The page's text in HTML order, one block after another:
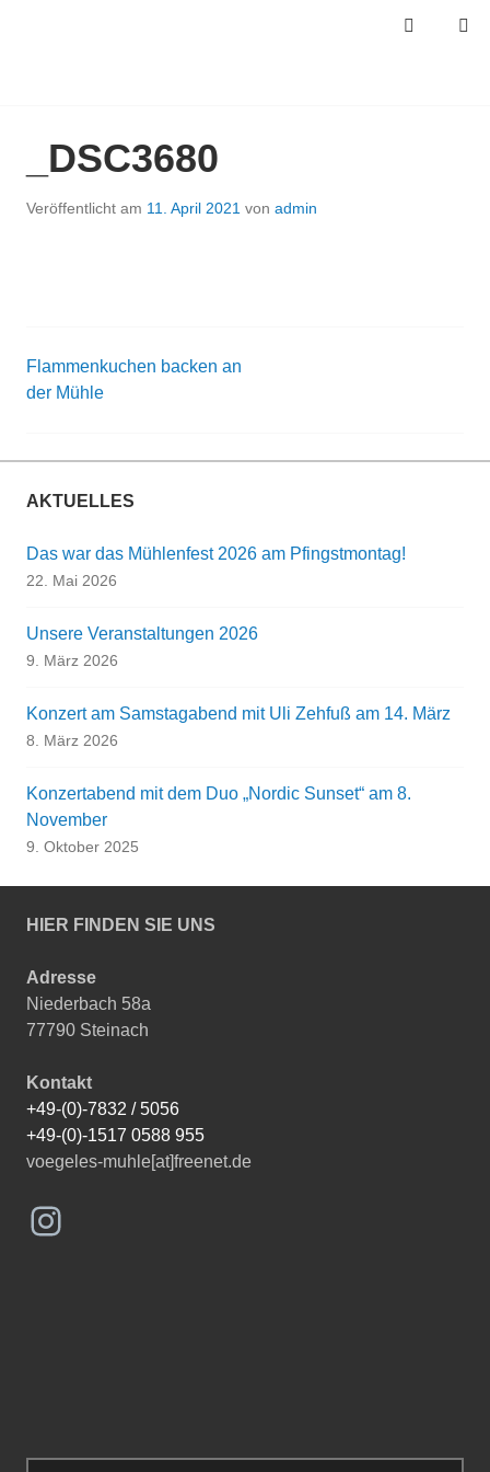
MENÜ
SUCHEN
_DSC3680
Veröffentlicht am 11. April 2021 von admin
Beitrags-
Flammenkuchen backen an
der Mühle
AKTUELLES
Das war das Mühlenfest 2026 am Pfingstmontag!
22. Mai 2026
Unsere Veranstaltungen 2026
9. März 2026
Konzert am Samstagabend mit Uli Zehfuß am 14. März
8. März 2026
Konzertabend mit dem Duo „Nordic Sunset“ am 8.
November
9. Oktober 2025
HIER FINDEN SIE UNS
Adresse
Niederbach 58a
77790 Steinach
Kontakt
+49-(0)-7832 / 5056
+49-(0)-1517 0588 955
voegeles-muhle[at]freenet.de
Instagram